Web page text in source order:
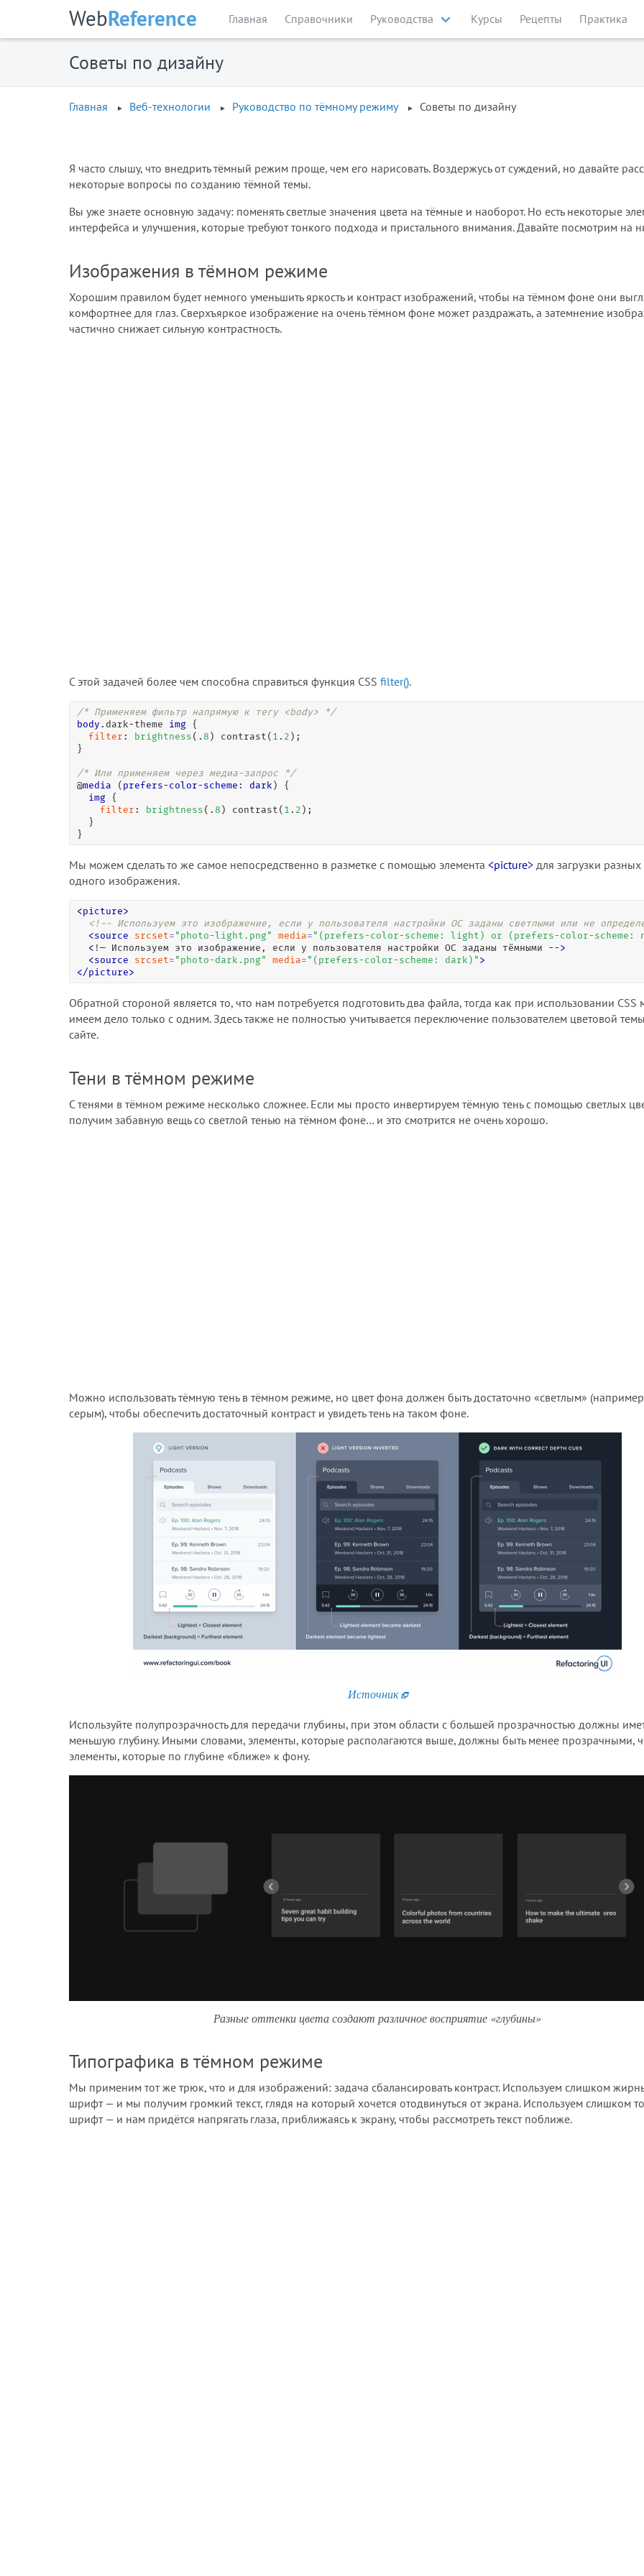
WebReference Главная Справочники Руководства Курсы Рецепты Практика
Советы по дизайну
Главная Веб-технологии Руководство по тёмному режиму Советы по дизайну
Я часто слышу, что внедрить тёмный режим проще, чем его нарисовать. Воздержусь от суждений, но давайте
некоторые вопросы по созданию тёмной темы.
Вы уже знаете основную задачу: поменять светлые значения цвета на тёмные и наоборот. Но есть некоторые
интерфейса и улучшения, которые требуют тонкого подхода и пристального внимания. Давайте посмотрим на
Изображения в тёмном режиме
Хорошим правилом будет немного уменьшить яркость и контраст изображений, чтобы на тёмном фоне они
комфортнее для глаз. Сверхъяркое изображение на очень тёмном фоне может раздражать, а затемнение
частично снижает сильную контрастность.
С этой задачей более чем способна справиться функция CSS filter().
/* Применяем фильтр напрямую к тегу <body> */
body .dark-theme img {
filter : brightness (. 8 ) contrast( 1 . 2 );
}
/* Или применяем через медиа-запрос */
@media ( prefers-color-scheme : dark ) {
img {
filter : brightness (. 8 ) contrast( 1 . 2 );
  }
}
Мы можем сделать то же самое непосредственно в разметке с помощью элемента <picture> для загрузки
одного изображения.
<picture>
<!-- Используем это изображение, если у пользователя настройки ОС заданы светлыми или не
<source srcset= " photo-light.png " media= " (prefers-color-scheme: light) or (prefers-color-scheme:
< !— Используем это изображение, если у пользователя настройки ОС заданы тёмными -->
<source srcset= " photo-dark.png " media= " (prefers-color-scheme: dark) " >
</picture>
Обратной стороной является то, что нам потребуется подготовить два файла, тогда как при использовании CSS
имеем дело только с одним. Здесь также не полностью учитывается переключение пользователем цветовой
сайте.
Тени в тёмном режиме
С тенями в тёмном режиме несколько сложнее. Если мы просто инвертируем тёмную тень с помощью светлых
получим забавную вещь со светлой тенью на тёмном фоне… и это смотрится не очень хорошо.
Можно использовать тёмную тень в тёмном режиме, но цвет фона должен быть достаточно «светлым»
серым), чтобы обеспечить достаточный контраст и увидеть тень на таком фоне.
Источник
Используйте полупрозрачность для передачи глубины, при этом области с большей прозрачностью должны
меньшую глубину. Иными словами, элементы, которые располагаются выше, должны быть менее прозрачными,
элементы, которые по глубине «ближе» к фону.
Разные оттенки цвета создают различное восприятие «глубины»
Типографика в тёмном режиме
Мы применим тот же трюк, что и для изображений: задача сбалансировать контраст. Используем слишком
шрифт — и мы получим громкий текст, глядя на который хочется отодвинуться от экрана. Используем слишком
шрифт — и нам придётся напрягать глаза, приближаясь к экрану, чтобы рассмотреть текст поближе.